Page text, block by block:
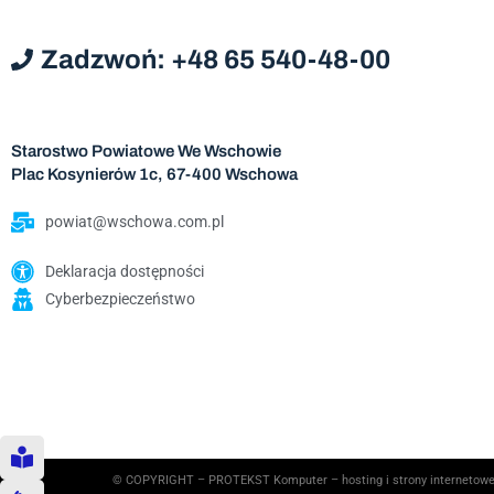
Zadzwoń: +48 65 540-48-00
Starostwo Powiatowe We Wschowie
Plac Kosynierów 1c, 67-400 Wschowa
powiat@wschowa.com.pl
Deklaracja dostępności
Cyberbezpieczeństwo
© COPYRIGHT – PROTEKST Komputer – hosting i strony